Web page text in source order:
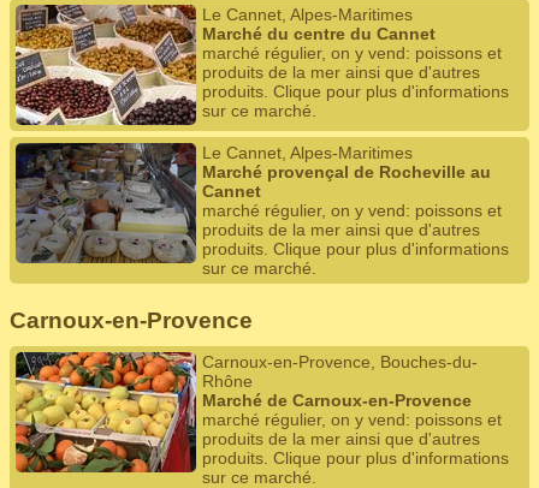
Le Cannet, Alpes-Maritimes
Marché du centre du Cannet
marché régulier, on y vend: poissons et
produits de la mer ainsi que d'autres
produits. Clique pour plus d'informations
sur ce marché.
Le Cannet, Alpes-Maritimes
Marché provençal de Rocheville au
Cannet
marché régulier, on y vend: poissons et
produits de la mer ainsi que d'autres
produits. Clique pour plus d'informations
sur ce marché.
Carnoux-en-Provence
Carnoux-en-Provence, Bouches-du-
Rhône
Marché de Carnoux-en-Provence
marché régulier, on y vend: poissons et
produits de la mer ainsi que d'autres
produits. Clique pour plus d'informations
sur ce marché.